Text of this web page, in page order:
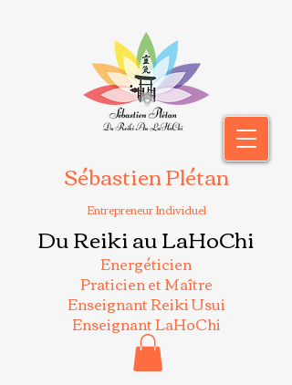
Sébastien Plétan
Entrepreneur Individuel
Du Reiki au LaHoChi
Energéticien
Praticien et Maître
Enseignant Reiki Usui
Enseignant LaHoChi